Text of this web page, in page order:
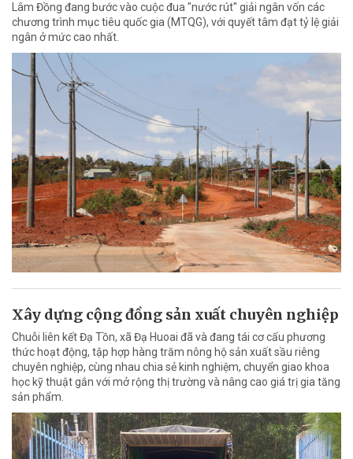
Lâm Đồng đang bước vào cuộc đua "nước rút" giải ngân vốn các
chương trình mục tiêu quốc gia (MTQG), với quyết tâm đạt tỷ lệ giải
ngân ở mức cao nhất.
Xây dựng cộng đồng sản xuất chuyên nghiệp
Chuỗi liên kết Đạ Tồn, xã Đạ Huoai đã và đang tái cơ cấu phương
thức hoạt động, tập hợp hàng trăm nông hộ sản xuất sầu riêng
chuyên nghiệp, cùng nhau chia sẻ kinh nghiệm, chuyển giao khoa
học kỹ thuật gắn với mở rộng thị trường và nâng cao giá trị gia tăng
sản phẩm.